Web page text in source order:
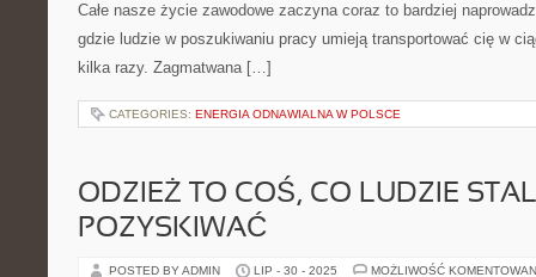
Całe nasze życie zawodowe zaczyna coraz to bardziej
gdzie ludzie w poszukiwaniu pracy umieją transportować cię w
kilka razy. Zagmatwana […]
CATEGORIES: ENERGIA ODNAWIALNA W POLSCE
ODZIEŻ TO COŚ, CO LUDZIE
POZYSKIWAĆ
POSTED BY ADMIN LIP - 30 - 2025 MOŻLIWOŚĆ